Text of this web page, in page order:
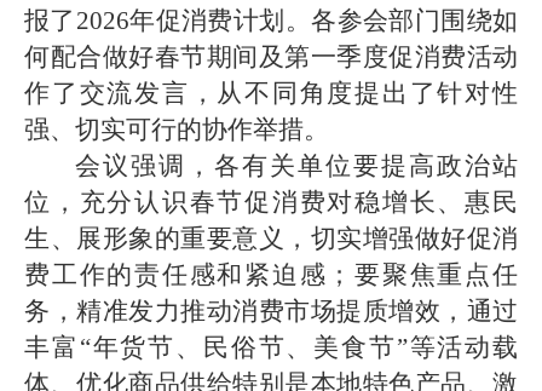
报了2026年促消费计划。各参会部门围绕如
何配合做好春节期间及第一季度促消费活动
作了交流发言，从不同角度提出了针对性
强、切实可行的协作举措。
会议强调，各有关单位要提高政治站
位，充分认识春节促消费对稳增长、惠民
生、展形象的重要意义，切实增强做好促消
费工作的责任感和紧迫感；要聚焦重点任
务，精准发力推动消费市场提质增效，通过
丰富“年货节、民俗节、美食节”等活动载
体、优化商品供给特别是本地特色产品、激